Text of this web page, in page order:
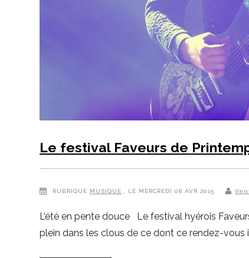
Le festival Faveurs de
RUBRIQUE MUSIQUE , LE MERCREDI 08 AVR 2015
L’été en pente douce Le festival hyérois
plein dans les clous de ce dont ce rendez-